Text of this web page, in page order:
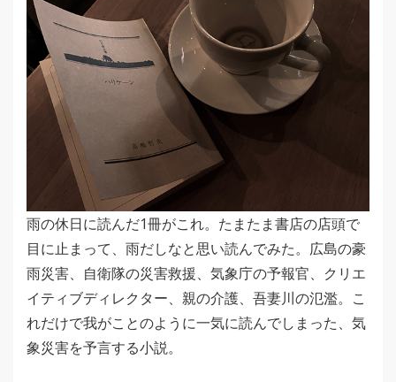
雨の休日に読んだ1冊がこれ。たまたま書店の店頭で
目に止まって、雨だしなと思い読んでみた。広島の豪
雨災害、自衛隊の災害救援、気象庁の予報官、クリエ
イティブディレクター、親の介護、吾妻川の氾濫。こ
れだけで我がことのように一気に読んでしまった、気
象災害を予言する小説。